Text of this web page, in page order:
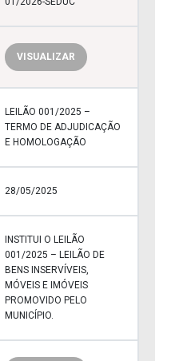
VISUALIZAR
LEILÃO 001/2025 –
TERMO DE ADJUDICAÇÃO
E HOMOLOGAÇÃO
28/05/2025
INSTITUI O LEILÃO
001/2025 – LEILÃO DE
BENS INSERVÍVEIS,
MÓVEIS E IMÓVEIS
PROMOVIDO PELO
MUNICÍPIO.